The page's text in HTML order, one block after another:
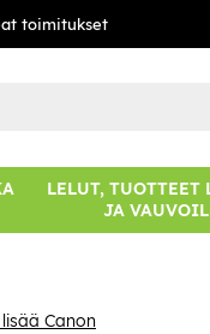
toimitukset
LELUT, TUOTTEET
JA
Canon